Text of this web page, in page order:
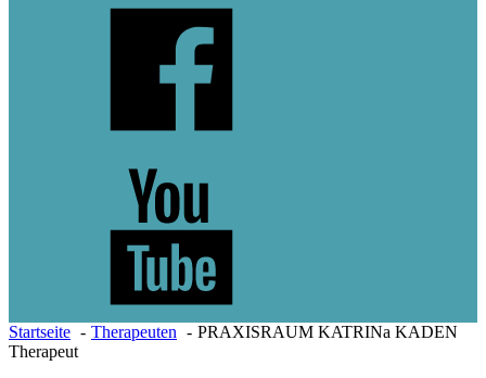
Startseite Therapeuten
PRAXISRAUM KATRINa KADEN
Therapeut